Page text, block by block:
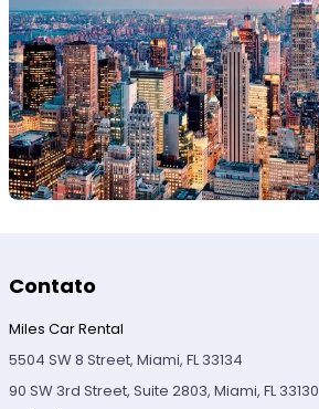
Contato
Miles Car Rental
5504 SW 8 Street, Miami, FL 33134
90 SW 3rd Street, Suite 2803, Miami, FL 33130